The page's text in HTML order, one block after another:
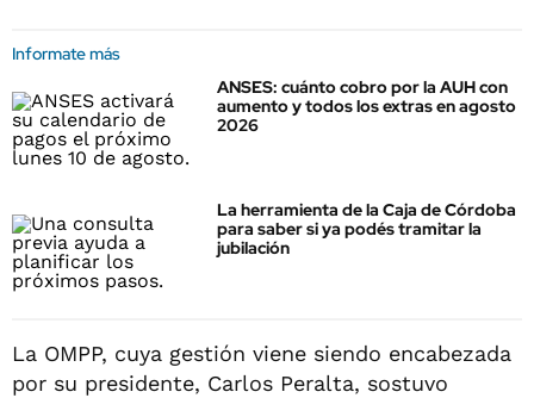
Informate más
ANSES: cuánto cobro por la AUH con
aumento y todos los extras en agosto
2026
La herramienta de la Caja de Córdoba
para saber si ya podés tramitar la
jubilación
La OMPP, cuya gestión viene siendo encabezada
por su presidente, Carlos Peralta, sostuvo